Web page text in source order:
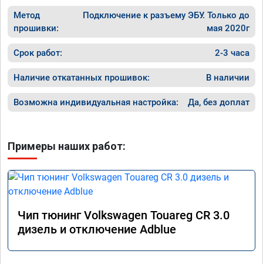
Метод
прошивки:
Подключение к разъему ЭБУ. Только до
мая 2020г
Срок работ: 2-3 часа
Наличие откатанных прошивок: В наличии
Возможна индивидуальная настройка: Да, без доплат
Примеры наших работ:
Чип тюнинг Volkswagen Touareg CR 3.0
дизель и отключение Adblue